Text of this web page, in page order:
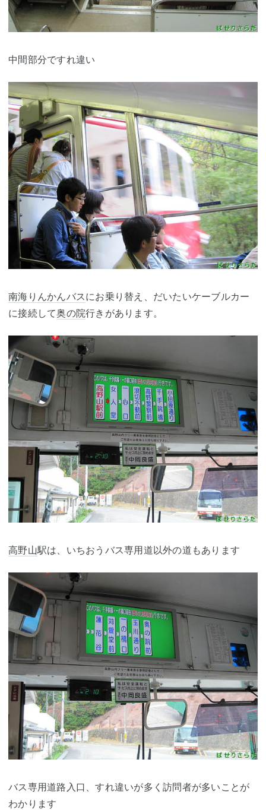
中間部分ですれ違い
南海りんかんバス にお乗り替え、だいたいケーブルカー
に接続して奥の院行きがあります。
高野山駅は、いちおうバス専用道以外の道もあります
バス専用道路入口、すれ違いが多く訪問者が多いことが
わかります